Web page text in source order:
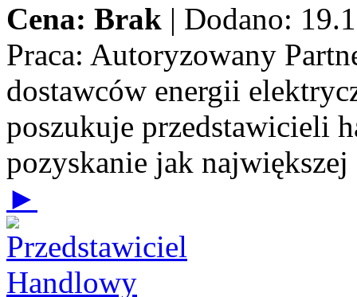
Cena: Brak | Dodano:
Praca: Autoryzowany
dostawców energii
poszukuje przedstawicieli
pozyskanie jak
►